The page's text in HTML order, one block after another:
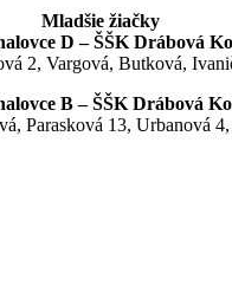
Mladšie žiačky
D – ŠŠK Drábová
2, Vargová, Butková,
B – ŠŠK Drábová
Parasková 13, Urbanová